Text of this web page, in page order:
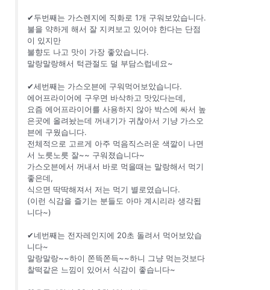
✔두번째는 가스렌지에 직화로 1개 구워보았습니다.
불을 약하게 해서 잘 지켜보고 있어야 한다는 단점
이 있지만
불향도 나고 맛이 가장 좋았습니다.
말랑말랑해서 턱관절도 덜 부담스럽네요~
✔세번째는 가스오븐에 구워먹어보았습니다.
에어프라이어에 구우면 바삭하고 맛있다는데,
요즘 에어프라이어를 사용하지 않아 박스에 싸서 높
은곳에 올려놨는데 꺼내기가 귀찮아서 기냥 가스오
븐에 구웠습니다.
전체적으로 고르게 아주 먹음직스러운 색깔이 나면
서 노릇노릇 잘~~ 구워졌습니다~
가스오븐에서 꺼내서 바로 먹을때는 말랑해서 먹기
좋은데,
식으면 딱딱해져서 저는 먹기 별로였습니다.
(이런 식감을 즐기는 분들도 아마 계시리라 생각됩
니다~)
✔네번째는 전자레인지에 20초 돌려서 먹어보았습
니다~
말랑말랑~~하이 쫀뜩쫀득~~하니 그냥 먹는것보다
찰떡같은 느낌이 있어서 식감이 좋습니다~